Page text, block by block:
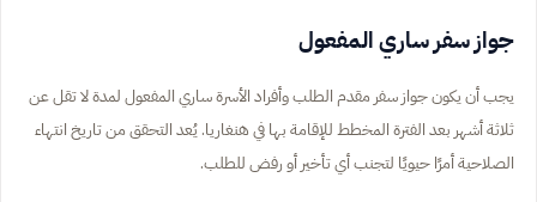
جواز سفر ساري المفعول
يجب أن يكون جواز سفر مقدم الطلب وأفراد الأسرة ساري المفعول لمدة لا تقل عن
ثلاثة أشهر بعد الفترة المخطط للإقامة بها في هنغاريا. يُعد التحقق من تاريخ انتهاء
الصلاحية أمرًا حيويًا لتجنب أي تأخير أو رفض للطلب.